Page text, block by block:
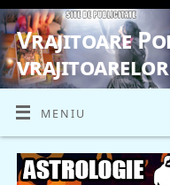
Vrajitoare
vrajitoarelor
VRAJITOARE,
MENIU